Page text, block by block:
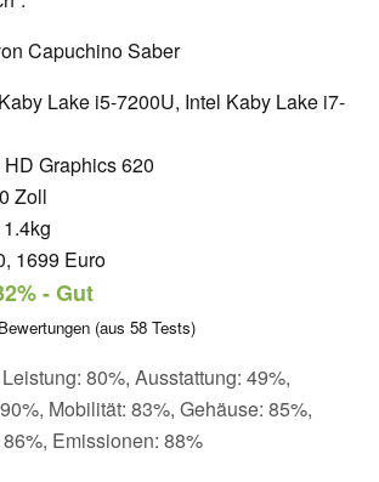
Capuchino Saber
Lake i5-7200U, Intel Kaby Lake i7-
HD Graphics 620
Zoll
1699 Euro
- Gut
Bewertungen (aus 58 Tests)
80%, Ausstattung: 49%,
Mobilität: 83%, Gehäuse: 85%,
Emissionen: 88%